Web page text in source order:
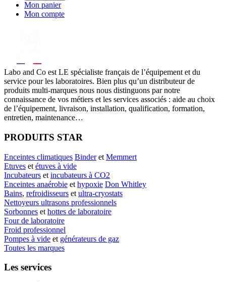
Mon panier
Mon compte
Labo and Co est LE spécialiste français de l’équipement et du
service pour les laboratoires. Bien plus qu’un distributeur de
produits multi-marques nous nous distinguons par notre
connaissance de vos métiers et les services associés : aide au choix
de l’équipement, livraison, installation, qualification, formation,
entretien, maintenance…
PRODUITS STAR
Enceintes climatiques Binderet Memmert
Etuves et étuves à vide
Incubateurs et incubateurs à CO2
Enceintes anaérobie et hypoxie Don Whitley
Bains, refroidisseurs et ultra-cryostats
Nettoyeurs ultrasons professionnels
Sorbonnes et hottes de laboratoire
Four de laboratoire
Froid professionnel
Pompes à vide et générateurs de gaz
Toutes les marques
Les services